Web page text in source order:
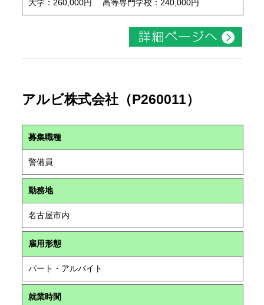
大学：260,000円 高等専門学校：240,000円
アルビ株式会社（P260011）
募集職種
警備員
勤務地
名古屋市内
雇用形態
パート・アルバイト
就業時間